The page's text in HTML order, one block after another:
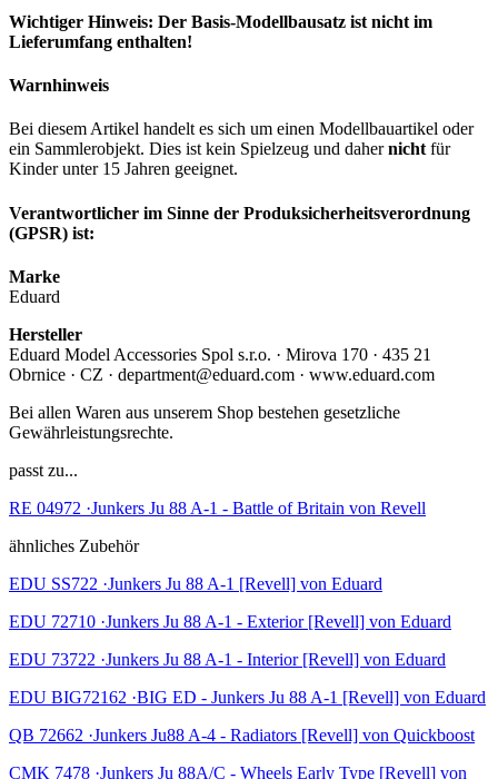
Wichtiger Hinweis: Der Basis-Modellbausatz ist nicht im
Lieferumfang enthalten!
Warnhinweis
Bei diesem Artikel handelt es sich um einen Modellbauartikel oder
ein Sammlerobjekt. Dies ist kein Spielzeug und dahernicht für
Kinder unter 15 Jahren geeignet.
Verantwortlicher im Sinne der Produksicherheitsverordnung
(GPSR) ist:
Marke
Eduard
Hersteller
Eduard Model Accessories Spol s.r.o. · Mirova 170 · 435 21
Obrnice · CZ · department@eduard.com · www.eduard.com
Bei allen Waren aus unserem Shop bestehen gesetzliche
Gewährleistungsrechte.
passt zu...
RE 04972 ·Junkers Ju 88 A-1 - Battle of Britain von Revell
ähnliches Zubehör
EDU SS722 ·Junkers Ju 88 A-1 [Revell] von Eduard
EDU 72710 ·Junkers Ju 88 A-1 - Exterior [Revell] von Eduard
EDU 73722 ·Junkers Ju 88 A-1 - Interior [Revell] von Eduard
EDU BIG72162 ·BIG ED - Junkers Ju 88 A-1 [Revell] von Eduard
QB 72662 ·Junkers Ju88 A-4 - Radiators [Revell] von Quickboost
CMK 7478 ·Junkers Ju 88A/C - Wheels Early Type [Revell] von